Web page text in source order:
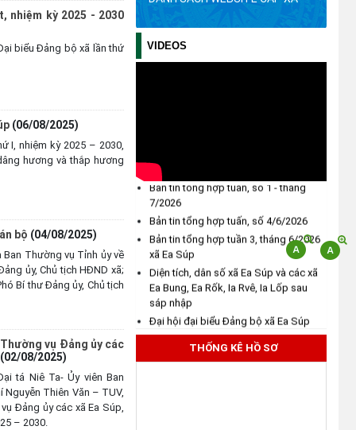
nhiệm kỳ 2025 - 2030
biểu Đảng bộ xã lần thứ
(06/08/2025)
I, nhiệm kỳ 2025 – 2030,
hương và thắp hương
bộ (04/08/2025)
Thường vụ Tỉnh ủy về
ủy, Chủ tịch HĐND xã;
Bí thư Đảng ủy, Chủ tịch
vụ Đảng ủy các
(02/08/2025)
tá Niê Ta- Ủy viên Ban
Thiên Văn – TUV,
Đảng ủy các xã Ea Súp,
– 2030.
THÔNG BÁO NIÊM YẾT CÔNG
KHAI: Kết quả thẩm định hồ sơ đề
nghị hỗ trợ khắc phục thiệt hại
khám sức khỏe định kỳ, khám
sàng lọc cho Nhân dân năm
2026
(30/07/2026)
Thông tin về 17 khu đất đấu giá
quyền sử dụng đất trên địa bàn
tỉnh Đắk Lắk
(29/07/2026)
Về việc mời dự Hội nghị toàn
VIDEOS
Bản tin tổng hợp tuần, số 1 - tháng
7/2026
Bản tin tổng hợp tuấn, số 4/6/2026
Bản tin tổng hợp tuần 3, tháng 6/2026
xã Ea Súp
Diện tích, dân số xã Ea Súp và các xã
Ea Bung, Ea Rốk, Ia Rvê, Ia Lốp sau
sáp nhập
Đại hội đại biểu Đảng bộ xã Ea Súp
lần thứ I, nhiệm kỳ 2025 - 2030
BẢN TIN TỔNG HỢP TUẦN SỐ 3,
THỐNG KÊ HỒ SƠ